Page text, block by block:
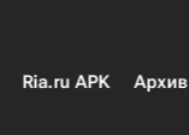
Ria.ru APK Архив